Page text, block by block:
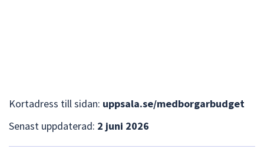
Kortadress till sidan: uppsala.se/medborgarbudget
Senast uppdaterad: 2 juni 2026